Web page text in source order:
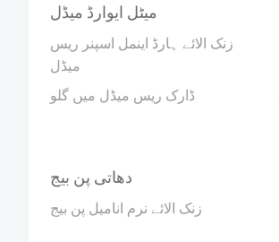
میٹل ایوارڈ میڈل
زنک الائے ہارڈ اینمل اسپنر ریس
میڈل
ڈارک ریس میڈل میں گلو
دھاتی پن بیج
زنک الائے نرم انامیل پن بیج